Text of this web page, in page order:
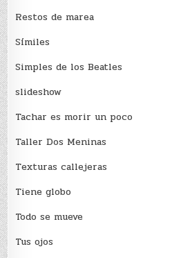
Restos de marea
Sí­miles
Simples de los Beatles
slideshow
Tachar es morir un poco
Taller Dos Meninas
Texturas callejeras
Tiene globo
Todo se mueve
Tus ojos